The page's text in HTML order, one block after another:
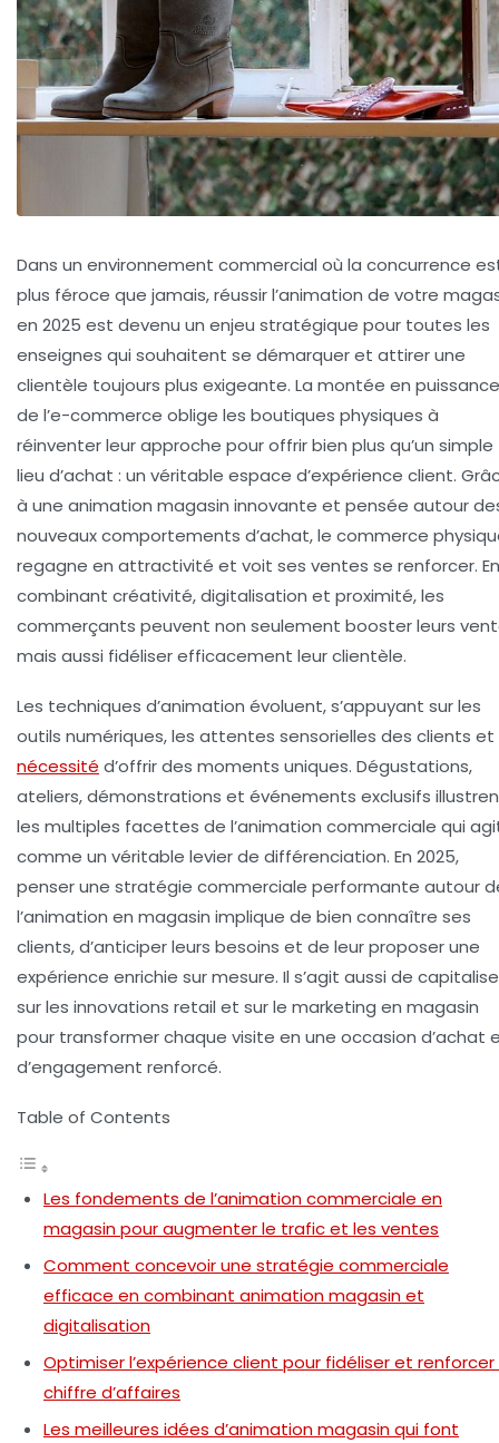
Dans un environnement commercial où la concurrence
plus féroce que jamais, réussir l’animation de votre
en 2025 est devenu un enjeu stratégique pour toutes les
enseignes qui souhaitent se démarquer et attirer une
clientèle toujours plus exigeante. La montée en puissance
de l’e-commerce oblige les boutiques physiques à
réinventer leur approche pour offrir bien plus qu’un simple
lieu d’achat : un véritable espace d’expérience client.
à une animation magasin innovante et pensée autour
nouveaux comportements d’achat, le commerce
regagne en attractivité et voit ses ventes se renforcer. En
combinant créativité, digitalisation et proximité, les
commerçants peuvent non seulement booster leurs
mais aussi fidéliser efficacement leur clientèle.
Les techniques d’animation évoluent, s’appuyant sur les
outils numériques, les attentes sensorielles des clients et
nécessité d’offrir des moments uniques. Dégustations,
ateliers, démonstrations et événements exclusifs
les multiples facettes de l’animation commerciale qui
comme un véritable levier de différenciation. En 2025,
penser une stratégie commerciale performante autour
l’animation en magasin implique de bien connaître ses
clients, d’anticiper leurs besoins et de leur proposer une
expérience enrichie sur mesure. Il s’agit aussi de
sur les innovations retail et sur le marketing en magasin
pour transformer chaque visite en une occasion d’achat
d’engagement renforcé.
Table of Contents
Les fondements de l’animation commerciale en
magasin pour augmenter le trafic et les ventes
Comment concevoir une stratégie commerciale
efficace en combinant animation magasin et
digitalisation
Optimiser l’expérience client pour fidéliser et renforcer
chiffre d’affaires
Les meilleures idées d’animation magasin qui font